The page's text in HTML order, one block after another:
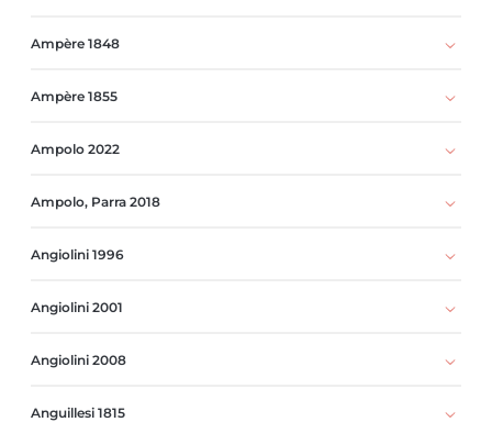
Ampère 1848
Ampère 1855
Ampolo 2022
Ampolo, Parra 2018
Angiolini 1996
Angiolini 2001
Angiolini 2008
Anguillesi 1815